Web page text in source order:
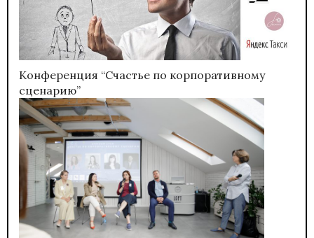
Конференция “Счастье по корпоративному
сценарию”